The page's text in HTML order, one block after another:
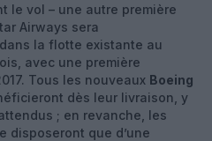
le vol – une autre première
Airways sera
la flotte existante au
avec une première
Tous les nouveaux Boeing
dès leur livraison, y
; en revanche, les
disposeront que d’une